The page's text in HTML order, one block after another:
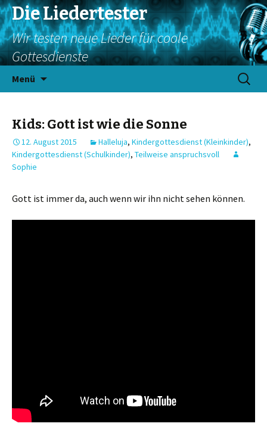
Die Liedertester
Wir testen neue Lieder für coole
Gottesdienste
Menü
Suchen
nach:
Kids: Gott ist wie die Sonne
12. August 2015 Halleluja, Kindergottesdienst (Kleinkinder),
Kindergottesdienst (Schulkinder), Teilweise anspruchsvoll
Sophie
Gott ist immer da, auch wenn wir ihn nicht sehen können.